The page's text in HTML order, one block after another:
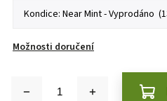
Možnosti doručení